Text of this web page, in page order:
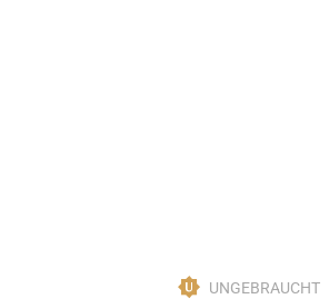
UNGEBRAUCHT